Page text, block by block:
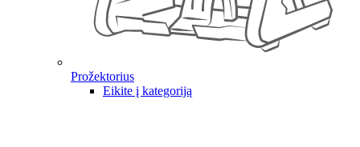
Prožektorius
Eikite į kategoriją